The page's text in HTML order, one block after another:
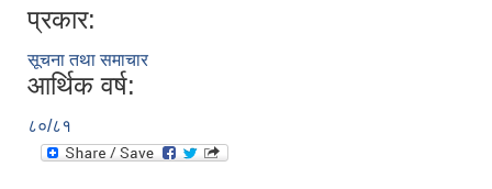
प्रकार:
सूचना तथा समाचार
आर्थिक वर्ष:
८०/८१